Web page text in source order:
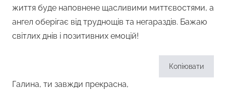
життя буде наповнене щасливими миттєвостями, а
ангел оберігає від труднощів та негараздів. Бажаю
світлих днів і позитивних емоцій!
Копіювати
Галина, ти завжди прекрасна,